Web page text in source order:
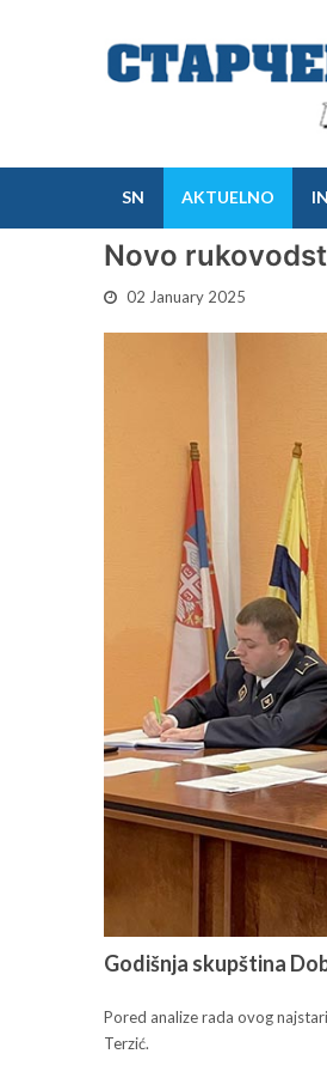
SN AKTUELNO
Novo
02 January 2025
Godišnja skupština
Pored analize rada ovog
Terzić.